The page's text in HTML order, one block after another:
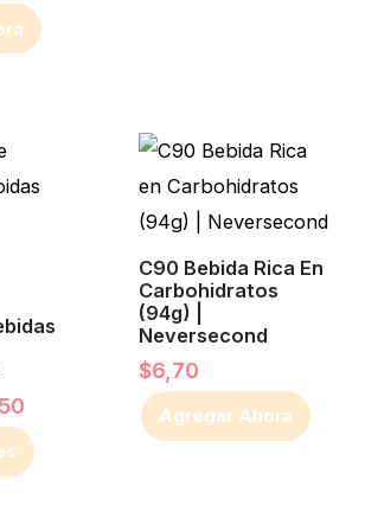
desde
C90 Bebida Rica En
Carbohidratos
(94g) |
Neversecond
$6,70
Agregar Ahora